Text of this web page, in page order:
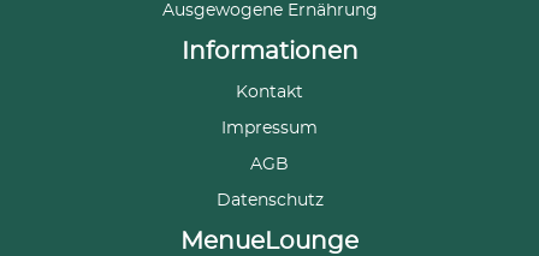
Ausgewogene Ernährung
Informationen
Kontakt
Impressum
AGB
Datenschutz
MenueLounge